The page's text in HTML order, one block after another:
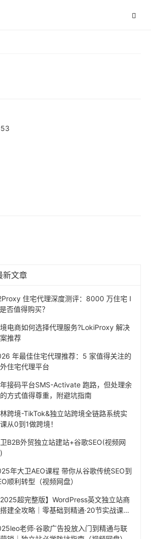
新文章
住宅代理深度测评：8000 万住宅 I
否值得购买？
电商如何选择代理服务?LokiProxy 解决
推荐
年最佳住宅代理推荐：5 家值得关注的
住宅代理平台
接码平台SMS-Activate 跑路，但处理余
方式值得尊重，附避坑指南
跨境-TikTok&独立站跨境全链路系统实
从0到1做跨境！
B2B外贸独立站建站+谷歌SEO(视频网
年大卫AEO课程 带你从谷歌传统SEO到
顺利转型（视频网盘）
2025超完整版】WordPress英文独立站商
建全攻略｜零基础到精通·20节实战课程
老师·谷歌广告投放入门到精通与联